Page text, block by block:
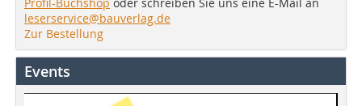
leserservice@bauverlag.de
Zur Bestellung
Events